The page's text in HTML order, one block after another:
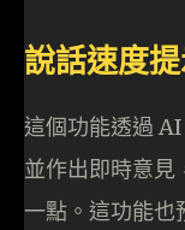
說話速度
這個功能透過
並作出即時意見
一點。這功能也